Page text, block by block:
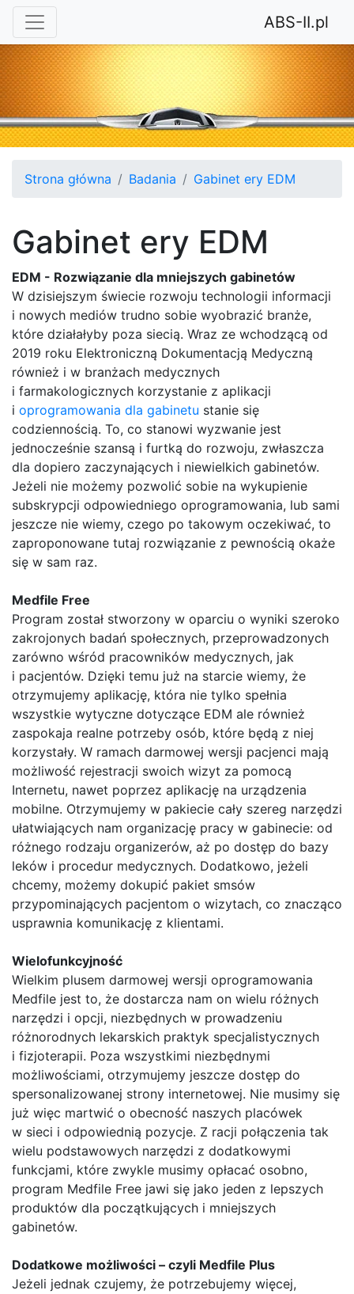
ABS-II.pl
Strona główna Badania Gabinet ery EDM
Gabinet ery EDM
EDM - Rozwiązanie dla mniejszych gabinetów
W dzisiejszym świecie rozwoju technologii informacji
i nowych mediów trudno sobie wyobrazić branże,
które działałyby poza siecią. Wraz ze wchodzącą od
2019 roku Elektroniczną Dokumentacją Medyczną
również i w branżach medycznych
i farmakologicznych korzystanie z aplikacji
i oprogramowania dla gabinetu stanie się
codziennością. To, co stanowi wyzwanie jest
jednocześnie szansą i furtką do rozwoju, zwłaszcza
dla dopiero zaczynających i niewielkich gabinetów.
Jeżeli nie możemy pozwolić sobie na wykupienie
subskrypcji odpowiedniego oprogramowania, lub sami
jeszcze nie wiemy, czego po takowym oczekiwać, to
zaproponowane tutaj rozwiązanie z pewnością okaże
się w sam raz.
Medfile Free
Program został stworzony w oparciu o wyniki szeroko
zakrojonych badań społecznych, przeprowadzonych
zarówno wśród pracowników medycznych, jak
i pacjentów. Dzięki temu już na starcie wiemy, że
otrzymujemy aplikację, która nie tylko spełnia
wszystkie wytyczne dotyczące EDM ale również
zaspokaja realne potrzeby osób, które będą z niej
korzystały. W ramach darmowej wersji pacjenci mają
możliwość rejestracji swoich wizyt za pomocą
Internetu, nawet poprzez aplikację na urządzenia
mobilne. Otrzymujemy w pakiecie cały szereg narzędzi
ułatwiających nam organizację pracy w gabinecie: od
różnego rodzaju organizerów, aż po dostęp do bazy
leków i procedur medycznych. Dodatkowo, jeżeli
chcemy, możemy dokupić pakiet smsów
przypominających pacjentom o wizytach, co znacząco
usprawnia komunikację z klientami.
Wielofunkcyjność
Wielkim plusem darmowej wersji oprogramowania
Medfile jest to, że dostarcza nam on wielu różnych
narzędzi i opcji, niezbędnych w prowadzeniu
różnorodnych lekarskich praktyk specjalistycznych
i fizjoterapii. Poza wszystkimi niezbędnymi
możliwościami, otrzymujemy jeszcze dostęp do
spersonalizowanej strony internetowej. Nie musimy się
już więc martwić o obecność naszych placówek
w sieci i odpowiednią pozycje. Z racji połączenia tak
wielu podstawowych narzędzi z dodatkowymi
funkcjami, które zwykle musimy opłacać osobno,
program Medfile Free jawi się jako jeden z lepszych
produktów dla początkujących i mniejszych
gabinetów.
Dodatkowe możliwości – czyli Medfile Plus
Jeżeli jednak czujemy, że potrzebujemy więcej,